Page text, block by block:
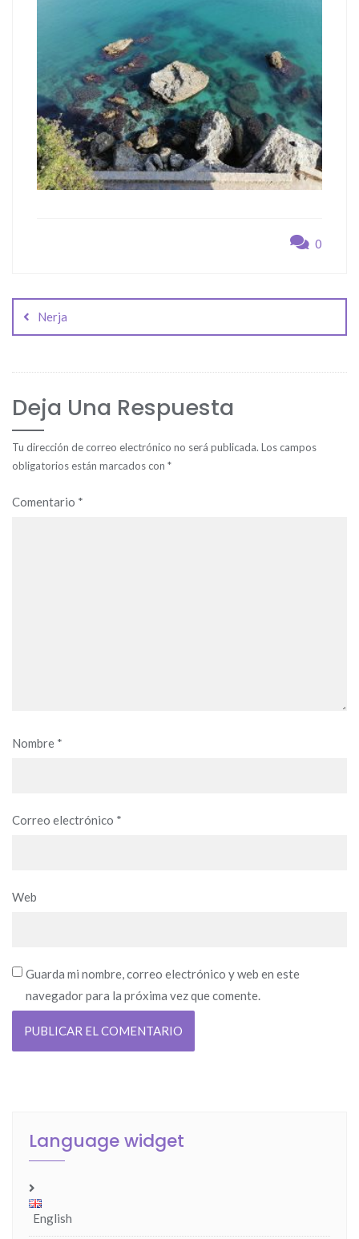
0
de
entradas
Nerja
Deja Una Respuesta
Tu dirección de correo electrónico no será publicada. Los campos
obligatorios están marcados con *
Comentario *
Nombre *
Correo electrónico *
Web
Guarda mi nombre, correo electrónico y web en este
navegador para la próxima vez que comente.
Language widget
English